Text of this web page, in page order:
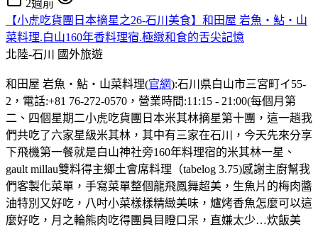
2週前
【小虎吃貨團日本摘星之26-石川美食】和田屋 岩魚・鮎・山
菜料理.白山160年香料理宿.極緻和食的舌尖記憶
北陸-石川
國外旅遊
和田屋 岩魚・鮎・山菜料理(官網):石川県白山市三宮町イ55-
2，電話:+81 76-272-0570，營業時間:11:15 - 21:00(每個月第
二、四個星期二小虎吃貨團日本米其林摘星第十團，這一趟我
們共吃了六家星級米其林，其中有三家在石川，今天先來分享
下飛機第一餐就是白山神社旁160年料理宿的米其林一星、
gault millau雙料得主鄉土會席料理（tabelog 3.75)感謝主廚幫我
們客製化菜單，手寫菜單整個龍飛鳳舞超美，生魚片的梅肉醬
油特別又好吃，八吋小菜樣樣精緻美味，爐烤香魚怎麼可以這
麼好吃，月之輪熊肉吃得團員目瞪口呆，直嫌太少…炊飯美